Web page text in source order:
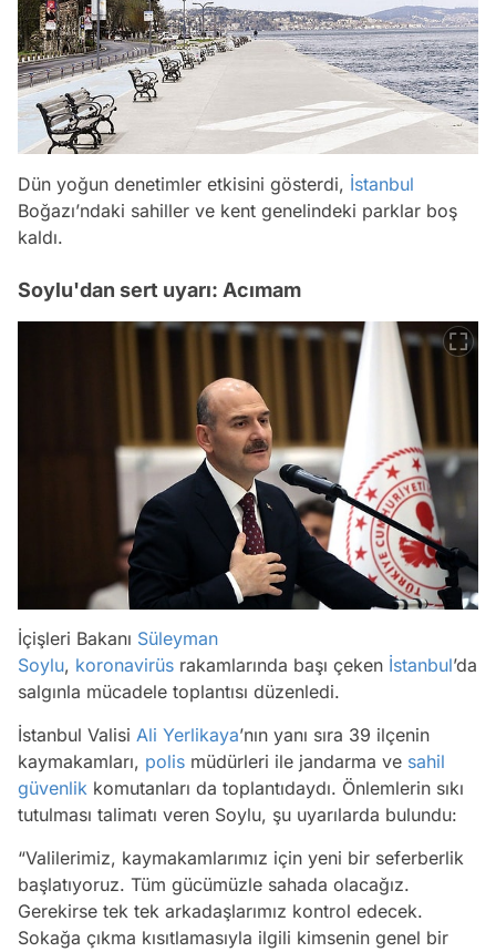
Dün yoğun denetimler etkisini gösterdi, İstanbul
Boğazı’ndaki sahiller ve kent genelindeki parklar boş
kaldı.
Soylu'dan sert uyarı: Acımam
İçişleri Bakanı Süleyman
Soylu, koronavirüs rakamlarında başı çeken İstanbul’da
salgınla mücadele toplantısı düzenledi.
İstanbul Valisi Ali Yerlikaya’nın yanı sıra 39 ilçenin
kaymakamları, polis müdürleri ile jandarma ve sahil
güvenlik komutanları da toplantıdaydı. Önlemlerin sıkı
tutulması talimatı veren Soylu, şu uyarılarda bulundu:
“Valilerimiz, kaymakamlarımız için yeni bir seferberlik
başlatıyoruz. Tüm gücümüzle sahada olacağız.
Gerekirse tek tek arkadaşlarımız kontrol edecek.
Sokağa çıkma kısıtlamasıyla ilgili kimsenin genel bir